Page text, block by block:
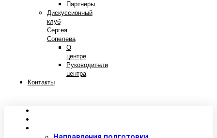
Партнеры
Дискуссионный
клуб
Сергея
Сопелева
О
центре
Руководители
центра
Контакты